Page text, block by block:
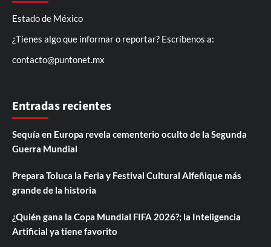
Estado de México
¿Tienes algo que informar o reportar? Escríbenos a:
contacto@puntonet.mx
Entradas recientes
Sequía en Europa revela cementerio oculto de la Segunda
Guerra Mundial
Prepara Toluca la Feria y Festival Cultural Alfeñique más
grande de la historia
¿Quién gana la Copa Mundial FIFA 2026?; la Inteligencia
Artificial ya tiene favorito